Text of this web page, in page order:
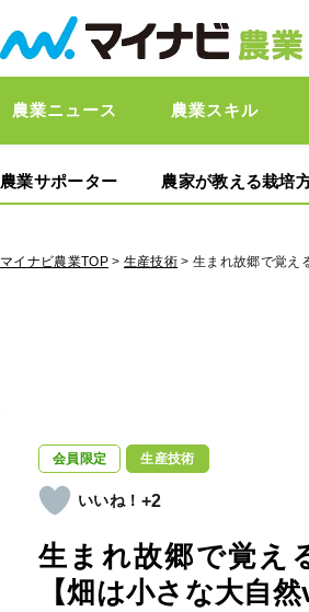
農業ニュース 農業スキル
農業サポーター 農家が教える栽培
マイナビ農業TOP> 生産技術 > 生まれ故郷で覚え
会員限定 生産技術
+2
生まれ故郷で覚え
【畑は小さな大自然